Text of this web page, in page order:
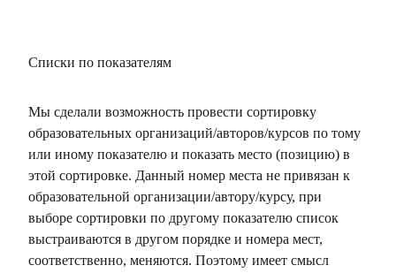
Списки по показателям
Мы сделали возможность провести сортировку
образовательных организаций/авторов/курсов по тому
или иному показателю и показать место (позицию) в
этой сортировке. Данный номер места не привязан к
образовательной организации/автору/курсу, при
выборе сортировки по другому показателю список
выстраиваются в другом порядке и номера мест,
соответственно, меняются. Поэтому имеет смысл